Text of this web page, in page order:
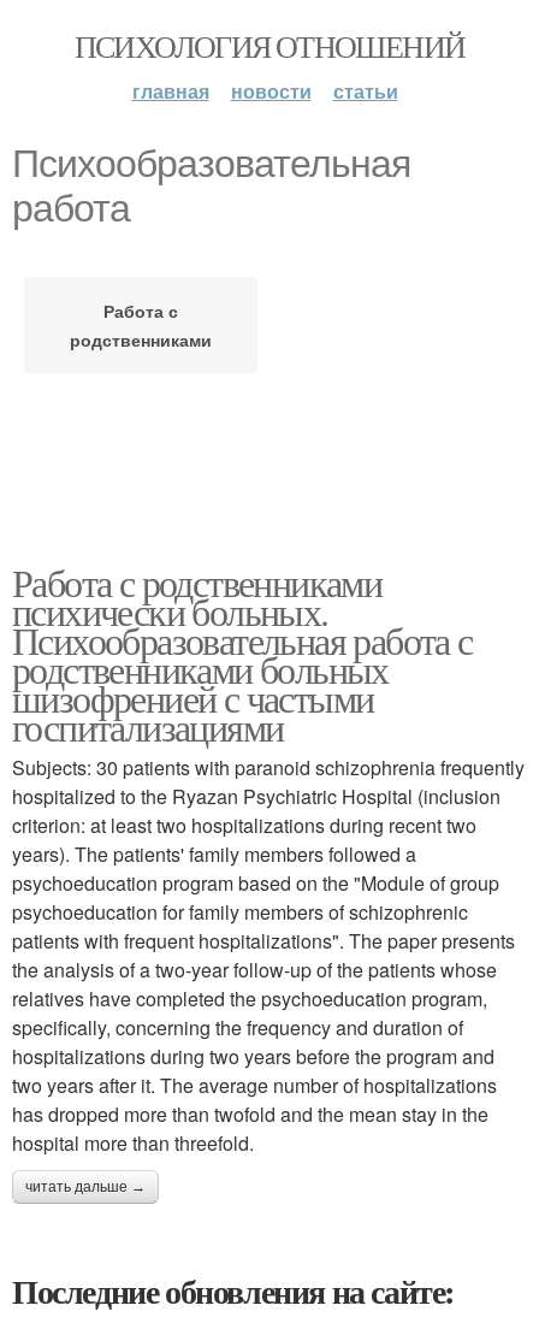
ПСИХОЛОГИЯ ОТНОШЕНИЙ
главная новости статьи
Психообразовательная
работа
Работа с
родственниками
Работа с родственниками
психически больных.
Психообразовательная работа с
родственниками больных
шизофренией с частыми
госпитализациями
Subjects: 30 patients with paranoid schizophrenia frequently
hospitalized to the Ryazan Psychiatric Hospital (inclusion
criterion: at least two hospitalizations during recent two
years). The patients' family members followed a
psychoeducation program based on the "Module of group
psychoeducation for family members of schizophrenic
patients with frequent hospitalizations". The paper presents
the analysis of a two-year follow-up of the patients whose
relatives have completed the psychoeducation program,
specifically, concerning the frequency and duration of
hospitalizations during two years before the program and
two years after it. The average number of hospitalizations
has dropped more than twofold and the mean stay in the
hospital more than threefold.
читать дальше →
Последние обновления на сайте: